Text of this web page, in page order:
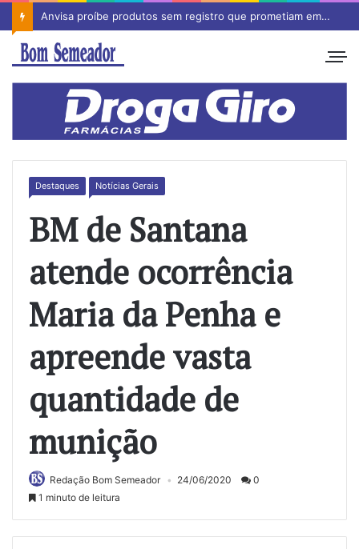
Anvisa proíbe produtos sem registro que prometiam emagrecimento
Destaques Notícias Gerais
BM de Santana
atende ocorrência
Maria da Penha e
apreende vasta
quantidade de
munição
Redação Bom Semeador 24/06/2020
0
1 minuto de leitura